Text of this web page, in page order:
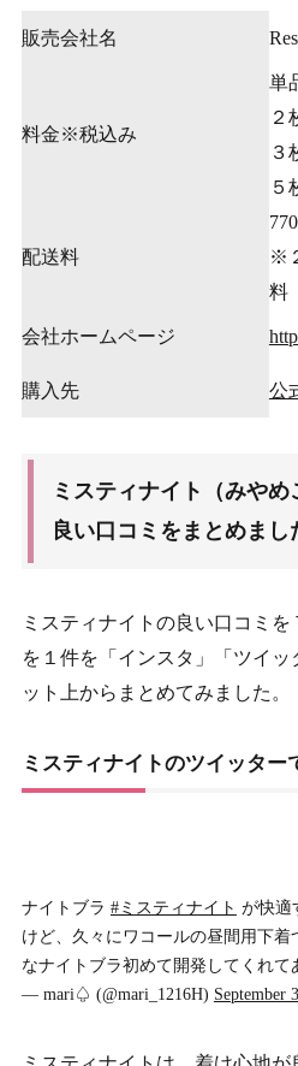
販売会社名
料金※税込み
単
２
３
５
配送料
※
料
会社ホームページ
購入先 公
ミスティナイト（みや
良い口コミをまとめまし
ミスティナイトの良い口コミを
を１件を「インスタ」「ツイ
ット上からまとめてみました。
ミスティナイトのツイッター
ナイトブラ #ミスティナイト が快適
けど、久々にワコールの昼間用下
なナイトブラ初めて開発してくれて
— mari♤ (@mari_1216H) September